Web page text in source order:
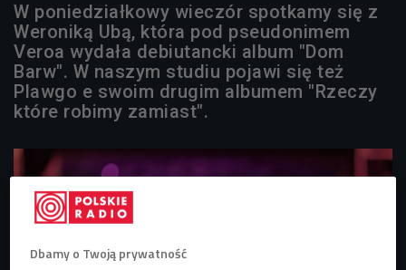
W poniedziałkowy wieczór spotkamy się z
Weroniką Ubą, która pod pseudonimem
Veroa wydała debiutancki album "Dom
Barw". W naszym studiu pojawi się też
Plawgo e swoim drugim albumem "Rzeczy
które robimy zamiast".
Dbamy o Twoją prywatność